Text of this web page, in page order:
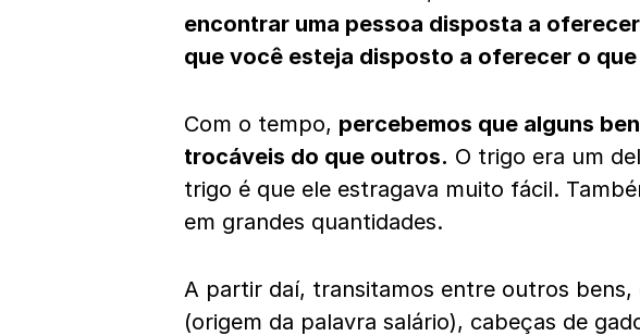
encontrar uma pessoa disposta a
que você esteja disposto a oferecer o
Com o tempo, percebemos que alguns
trocáveis do que outros. O trigo era um
trigo é que ele estragava muito fácil.
em grandes quantidades.
A partir daí, transitamos entre outros bens,
(origem da palavra salário), cabeças de